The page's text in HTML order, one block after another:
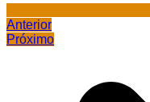
Anterior
Próximo